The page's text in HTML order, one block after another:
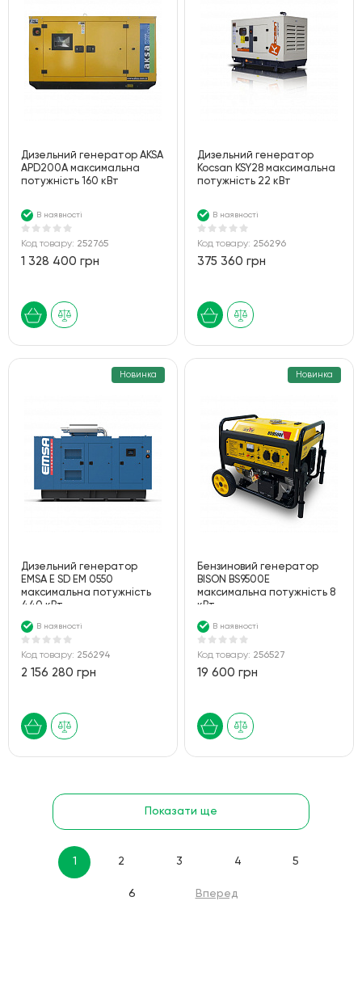
Дизельний генератор AKSA
APD200A максимальна
потужність 160 кВт
В наявності
Код товару: 252765
1 328 400 грн
Дизельний генератор
Kocsan KSY28 максимальна
потужність 22 кВт
В наявності
Код товару: 256296
375 360 грн
Новинка
Дизельний генератор
EMSA E SD EM 0550
максимальна потужність
440 кВт
В наявності
Код товару: 256294
2 156 280 грн
Новинка
Бензиновий генератор
BISON BS9500E
максимальна потужність 8
кВт
В наявності
Код товару: 256527
19 600 грн
Показати ще
1 2 3 4 5
6 Вперед